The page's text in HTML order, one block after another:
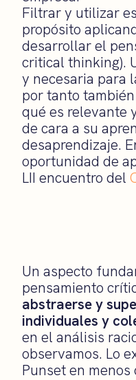
Filtrar y utilizar
propósito
desarrollar el
critical thinking).
y necesaria para
por tanto
qué es relevante
de cara a su
desaprendizaje.
oportunidad de
LII encuentro del
Un aspecto
pensamiento
abstraerse y
individuales y
en el análisis
observamos. Lo
Punset en